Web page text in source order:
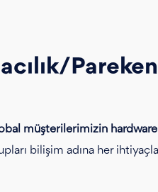
müşterilerimizin
bilişim adına her